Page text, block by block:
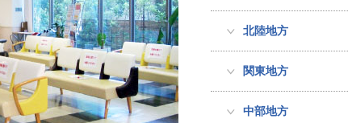
北陸地方
関東地方
中部地方